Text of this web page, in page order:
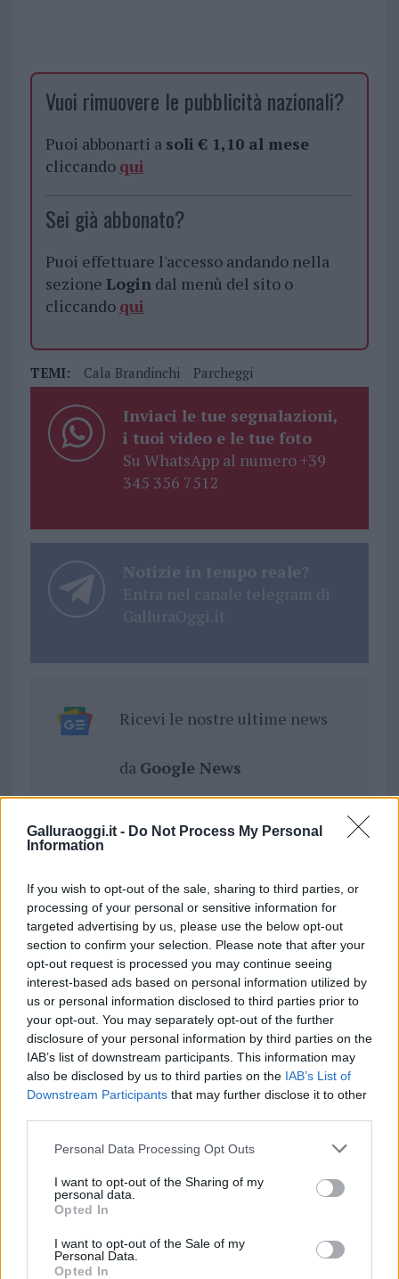
Galluraoggi.it - Do Not Process My Personal
Information
If you wish to opt-out of the sale, sharing to third parties, or
processing of your personal or sensitive information for
targeted advertising by us, please use the below opt-out
section to confirm your selection. Please note that after your
opt-out request is processed you may continue seeing
interest-based ads based on personal information utilized by
us or personal information disclosed to third parties prior to
your opt-out. You may separately opt-out of the further
disclosure of your personal information by third parties on the
IAB’s list of downstream participants. This information may
also be disclosed by us to third parties on the IAB’s List of
Downstream Participants that may further disclose it to other
Please note that this website/app uses one or more Google
not limited to your visit or usage behaviour. You may click to
grant or deny consent to Google and its third-party tags to
use your data for below specified purposes in below Google
consent section.
Personal Data Processing Opt Outs
I want to opt-out of the Sharing of my
personal data.
Opted In
I want to opt-out of the Sale of my
Personal Data.
Opted In
Vuoi rimuovere le pubblicità nazionali?
Puoi abbonarti a soli € 1,10 al mese
cliccando qui
Sei già abbonato?
Puoi effettuare l'accesso andando nella
sezione Logindal menù del sito o
cliccando qui
TEMI: Cala Brandinchi Parcheggi
Inviaci le tue segnalazioni,
i tuoi video e le tue foto
Su WhatsApp al numero +39
345 356 7512
Notizie in tempo reale?
Entra nel canale telegram di
GalluraOggi.it
Ricevi le nostre ultime news
da Google News
Condividi l'articolo
F
a
ce
b
o
o
k
w
it
te
r
Pi
n
te
re
st
W
h
at
s
A
p
p
h
a
re
Articolo precedente
Prossimo articolo
NOTIZIE RECENTI
“Sul filo del discorso”: sold out ad Olbia per il
La Maddalena, festa per i 30 anni del Diving
center di Tegge
Esce di strada con l’auto ad Arzachena: ferito il
conducente